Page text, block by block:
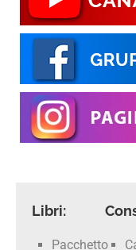
Libri:
Pacchetto